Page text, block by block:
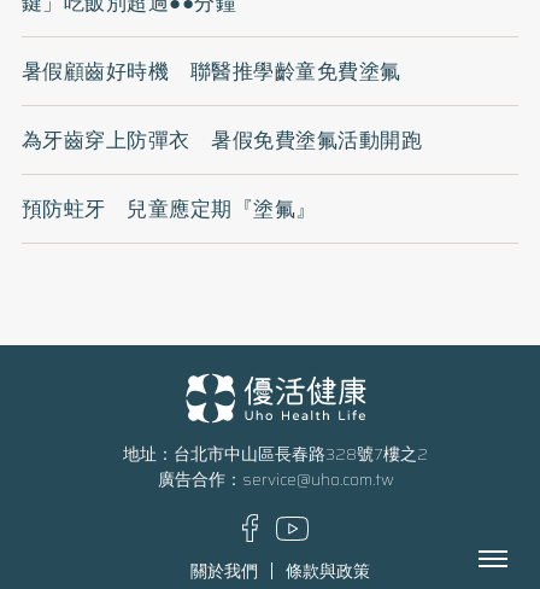
暑假顧齒好時機 聯醫推學齡童免費塗氟
為牙齒穿上防彈衣 暑假免費塗氟活動開跑
預防蛀牙 兒童應定期『塗氟』
地址：台北市中山區長春路328號7樓之2
廣告合作： service@uho.com.tw
關於我們 條款與政策 Menu